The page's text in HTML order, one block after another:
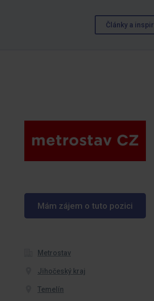
Články a
Mám zájem o tuto pozici
Metrostav
Jihočeský kraj
Temelín